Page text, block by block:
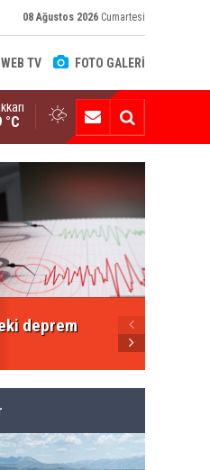
08 Ağustos 2026 Cumartesi
WEB TV FOTO GALERİ
Karşı Duyarlılık Çağrısı
°C
deprem